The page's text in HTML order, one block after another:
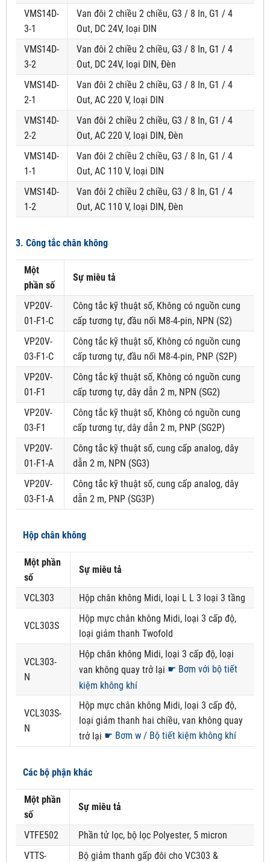
VMS14D-
3-1
Van đôi 2 chiều 2 chiều, G3 / 8 In, G1 / 4
Out, DC 24V, loại DIN
VMS14D-
3-2
Van đôi 2 chiều 2 chiều, G3 / 8 In, G1 / 4
Out, DC 24V, loại DIN, Đèn
VMS14D-
2-1
Van đôi 2 chiều 2 chiều, G3 / 8 In, G1 / 4
Out, AC 220 V, loại DIN
VMS14D-
2-2
Van đôi 2 chiều 2 chiều, G3 / 8 In, G1 / 4
Out, AC 220 V, loại DIN, Đèn
VMS14D-
1-1
Van đôi 2 chiều 2 chiều, G3 / 8 In, G1 / 4
Out, AC 110 V, loại DIN
VMS14D-
1-2
Van đôi 2 chiều 2 chiều, G3 / 8 In, G1 / 4
Out, AC 110 V, loại DIN, Đèn
3. Công tắc chân không
Một
phần số
Sự miêu tả
VP20V-
01-F1-C
Công tắc kỹ thuật số, Không có nguồn cung
cấp tương tự, đầu nối M8-4-pin, NPN (S2)
VP20V-
03-F1-C
Công tắc kỹ thuật số, Không có nguồn cung
cấp tương tự, đầu nối M8-4-pin, PNP (S2P)
VP20V-
01-F1
Công tắc kỹ thuật số, Không có nguồn cung
cấp tương tự, dây dẫn 2 m, NPN (SG2)
VP20V-
03-F1
Công tắc kỹ thuật số, Không có nguồn cung
cấp tương tự, dây dẫn 2 m, PNP (SG2P)
VP20V-
01-F1-A
Công tắc kỹ thuật số, cung cấp analog, dây
dẫn 2 m, NPN (SG3)
VP20V-
03-F1-A
Công tắc kỹ thuật số, cung cấp analog, dây
dẫn 2 m, PNP (SG3P)
Hộp chân không
Một phần
số
Sự miêu tả
VCL303 Hộp chân không Midi, loại L L 3 loại 3 tầng
VCL303S
Hộp mực chân không Midi, loại 3 cấp độ,
loại giảm thanh Twofold
VCL303-
N
Hộp chân không Midi, loại 3 cấp độ, loại
van không quay trở lại ☛ Bơm với bộ tiết
kiệm không khí
VCL303S-
N
Hộp mực chân không Midi, loại 3 cấp độ,
loại giảm thanh hai chiều, van không quay
trở lại ☛ Bơm w / Bộ tiết kiệm không khí
Các bộ phận khác
Một phần
số
Sự miêu tả
VTFE502
Phần tử lọc, bộ lọc Polyester, 5 micron
VTTS-
Bộ giảm thanh gấp đôi cho VC303 &